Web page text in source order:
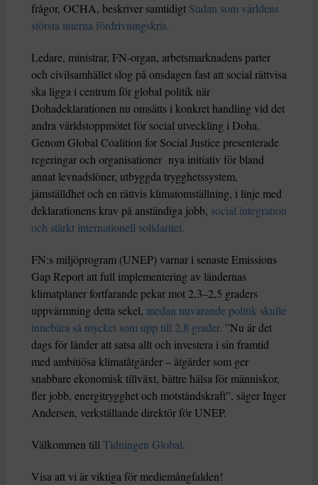
frågor, OCHA, beskriver samtidigt Sudan som världens
största interna fördrivningskris.
Ledare, ministrar, FN-organ, arbetsmarknadens parter
och civilsamhället slog på onsdagen fast att social rättvisa
ska ligga i centrum för global politik när
Dohadeklarationen nu omsätts i konkret handling vid det
andra världstoppmötet för social utveckling i Doha.
Genom Global Coalition for Social Justice presenterade
regeringar och organisationer nya initiativ för bland
annat levnadslöner, utbyggda trygghetssystem,
jämställdhet och en rättvis klimatomställning, i linje med
deklarationens krav på anständiga jobb, social integration
och stärkt internationell solidaritet.
FN:s miljöprogram (UNEP) varnar i senaste Emissions
Gap Report att full implementering av ländernas
klimatplaner fortfarande pekar mot 2,3–2,5 graders
uppvärmning detta sekel, medan nuvarande politik skulle
innebära så mycket som upp till 2,8 grader. ”Nu är det
dags för länder att satsa allt och investera i sin framtid
med ambitiösa klimatåtgärder – åtgärder som ger
snabbare ekonomisk tillväxt, bättre hälsa för människor,
fler jobb, energitrygghet och motståndskraft”, säger Inger
Andersen, verkställande direktör för UNEP.
Välkommen tillTidningen Global.
Visa att vi är viktiga för mediemångfalden!